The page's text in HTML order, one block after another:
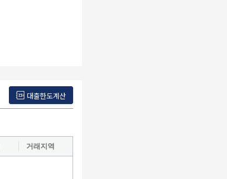
대출한도계산
거래지역